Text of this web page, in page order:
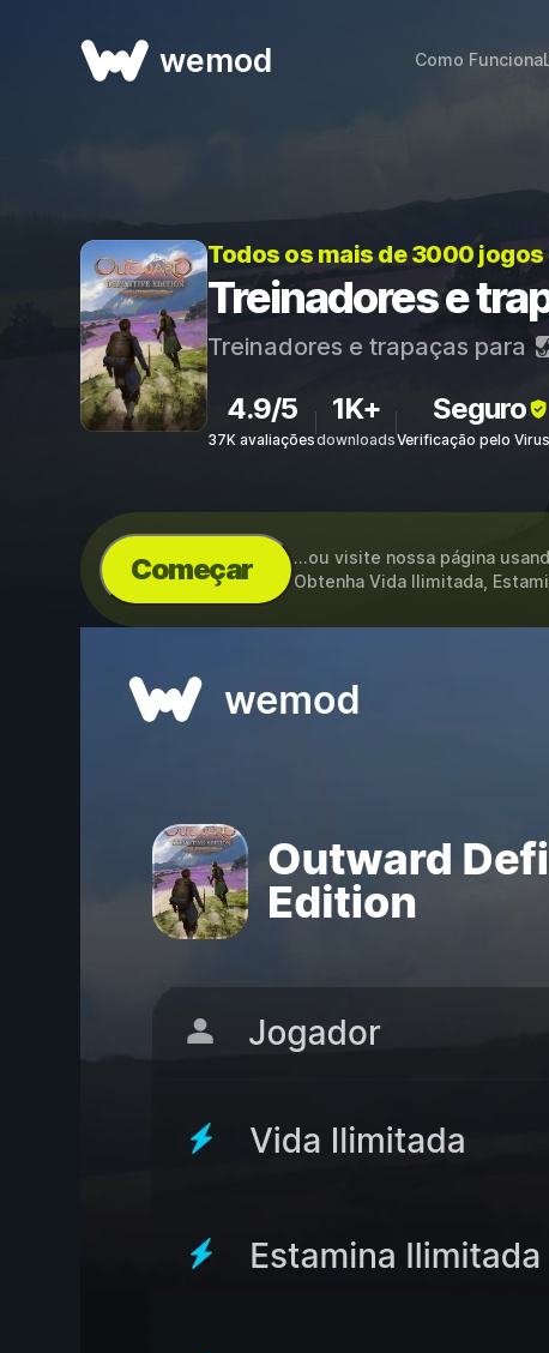
wemod Como Funciona
Todos os mais de 3000
Treinadores e
Treinadores e trapaças para
4.9/5
37K avaliações
1K+
downloads
Seguro
Verificação pelo
Começar ...ou visite nossa página
Obtenha Vida Ilimitada,